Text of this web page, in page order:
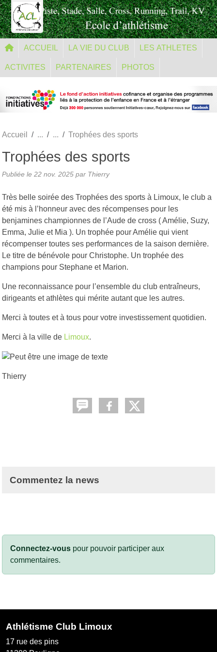
ACCUEIL LA VIE DU CLUB LES ATHLETES
ACTIVITES PARTENAIRES PHOTOS
Accueil Trophées des sports
Trophées des sports
Publiée le 22 nov. 2025 par Thierry
Très belle soirée des Trophées des sports à Limoux, le club a
été mis à l’honneur avec des récompenses pour les
benjamines championnes de l’Aude de cross ( Amélie, Suzy,
Emma, Julie et Mia ). Un trophée pour Amélie qui vient
récompenser toutes ses performances de la saison dernière.
Le titre de bénévole pour Christophe. Un trophée des
champions pour Stephane et Marion.
Une reconnaissance pour l’ensemble du club entraîneurs,
dirigeants et athlètes qui mérite autant que les autres.
Merci à toutes et à tous pour votre investissement quotidien.
Merci à la ville de Limoux.
Thierry
Commentez la news
Connectez-vous pour pouvoir participer aux
commentaires.
Athlétisme Club Limoux
17 rue des pins
Panneau de gestion des cookies